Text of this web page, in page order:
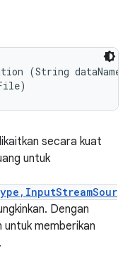
(String
secara kuat
untuk
Dengan
untuk memberikan